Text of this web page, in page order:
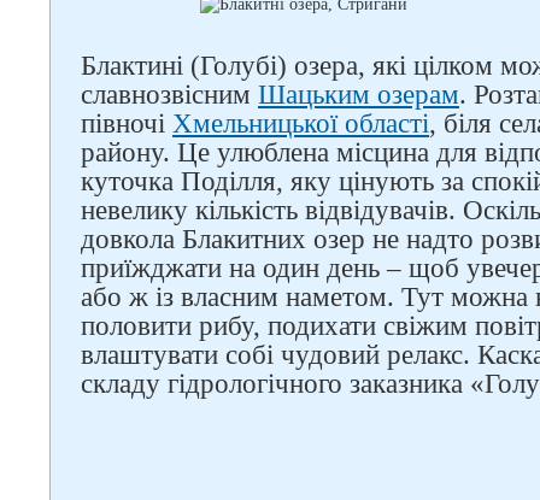
Блактині (Голубі) озера, які цілком
славнозвісним Шацьким озерам.
півночі Хмельницької області, біля
району. Це улюблена місцина для
куточка Поділля, яку цінують за
невелику кількість відвідувачів.
довкола Блакитних озер не надто
приїжджати на один день – щоб
або ж із власним наметом. Тут можна
половити рибу, подихати свіжим
влаштувати собі чудовий релакс.
складу гідрологічного заказника